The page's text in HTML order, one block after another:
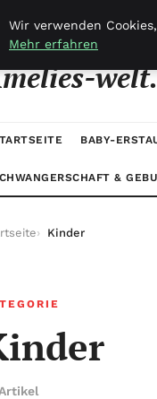
BABY-
&
Kinder
Wir verwenden
Mehr erfahren